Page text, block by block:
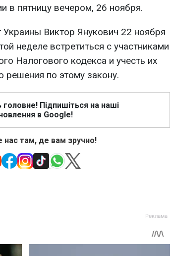
в пятницу вечером, 26 ноября.
Виктор Янукович 22 ноября
неделе встретиться с участниками
Налогового кодекса и учесть их
решения по этому закону.
головне! Підпишіться на наші
в Google!
нас там, де вам зручно!